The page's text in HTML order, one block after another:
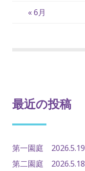
« 6月
最近の投稿
第一園庭 2026.5.19
第二園庭 2026.5.18